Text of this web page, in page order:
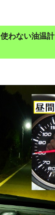
わない油温